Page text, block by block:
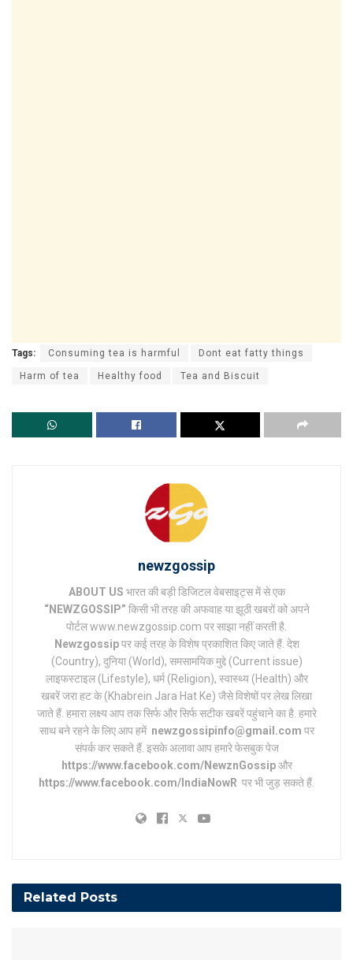
Tags: Consuming tea is harmful Dont eat fatty things
Harm of tea Healthy food Tea and Biscuit
newzgossip
ABOUT US भारत की बड़ी डिजिटल वेबसाइट्स में से एक
“NEWZGOSSIP” किसी भी तरह की अफवाह या झूठी खबरों को अपने
पोर्टल www.newzgossip.com पर साझा नहीं करती है.
Newzgossipपर कई तरह के विशेष प्रकाशित किए जाते हैं. देश
(Country), दुनिया (World), समसामयिक मुद्दे (Current issue)
लाइफस्टाइल (Lifestyle), धर्म (Religion), स्वास्थ्य (Health) और
खबरें जरा हट के (Khabrein Jara Hat Ke) जैसे विशेषों पर लेख लिखा
जाते हैं. हमारा लक्ष्य आप तक सिर्फ और सिर्फ सटीक खबरें पहुंचाने का है. हमारे
साथ बने रहने के लिए आप हमें newzgossipinfo@gmail.com पर
संपर्क कर सकते हैं. इसके अलावा आप हमारे फेसबुक पेज
https://www.facebook.com/NewznGossipऔर
https://www.facebook.com/IndiaNowR पर भी जुड़ सकते हैं.
Related Posts